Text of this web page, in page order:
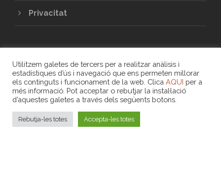
Privacitat
COPYRIGHT 2020 - UNIÓ DE COOPERATIVES
DE TREBALL ASSOCIAT DE LES ILLES
BALEARS
Utilitzem galetes de tercers per a realitzar anàlisis i
estadístiques d’ús i navegació que ens permeten millorar
els continguts i funcionament de la web. Clica AQUI per a
més informació. Pot acceptar o rebutjar la instal·lació
d’aquestes galetes a través dels següents botons.
Rebutja-les totes Accepta-les totes